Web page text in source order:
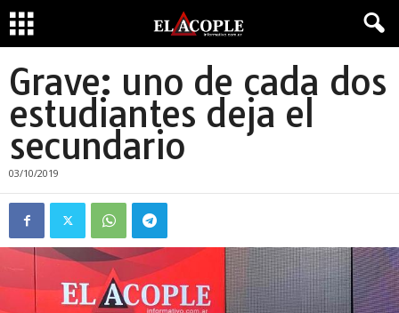
Grave: uno de cada dos
estudiantes deja el
secundario
03/10/2019